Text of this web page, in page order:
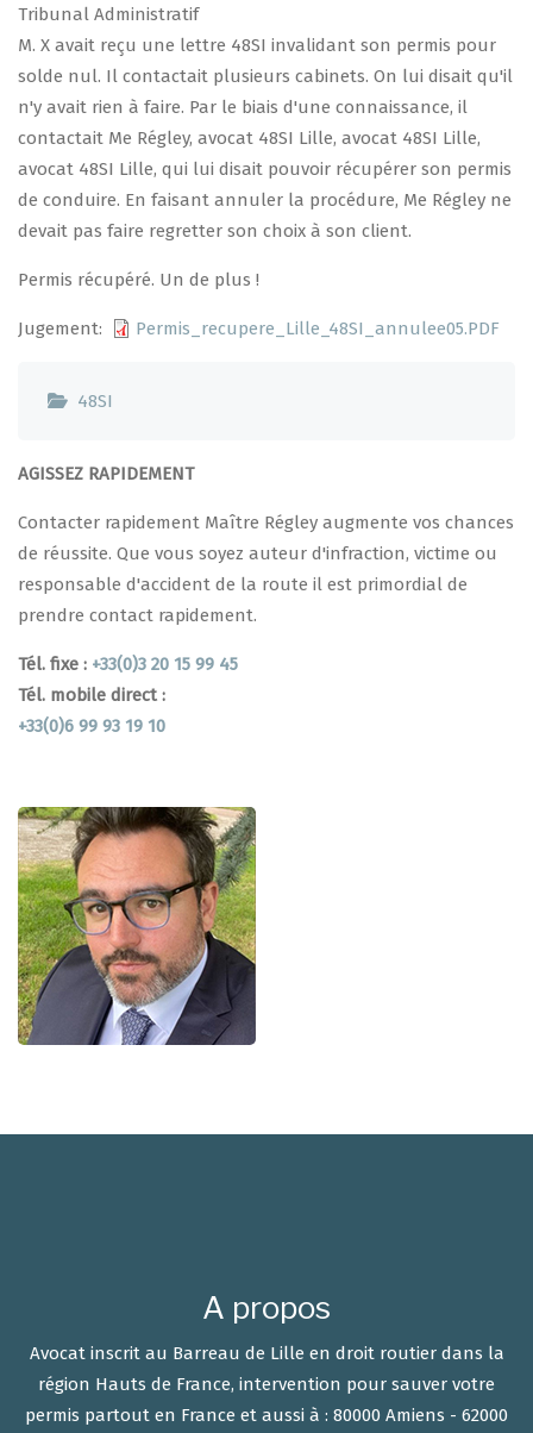
Tribunal Administratif
M. X avait reçu une lettre 48SI invalidant son permis pour
solde nul. Il contactait plusieurs cabinets. On lui disait qu'il
n'y avait rien à faire. Par le biais d'une connaissance, il
contactait Me Régley, avocat 48SI Lille, avocat 48SI Lille,
avocat 48SI Lille, qui lui disait pouvoir récupérer son permis
de conduire. En faisant annuler la procédure, Me Régley ne
devait pas faire regretter son choix à son client.
Permis récupéré. Un de plus !
Jugement Permis_recupere_Lille_48SI_annulee05.PDF
48SI
AGISSEZ RAPIDEMENT
Contacter rapidement Maître Régley augmente vos chances
de réussite. Que vous soyez auteur d'infraction, victime ou
responsable d'accident de la route il est primordial de
prendre contact rapidement.
Tél. fixe : +33(0)3 20 15 99 45
Tél. mobile direct :
+33(0)6 99 93 19 10
A propos
Avocat inscrit au Barreau de Lille en droit routier dans la
région Hauts de France, intervention pour sauver votre
permis partout en France et aussi à : 80000 Amiens - 62000